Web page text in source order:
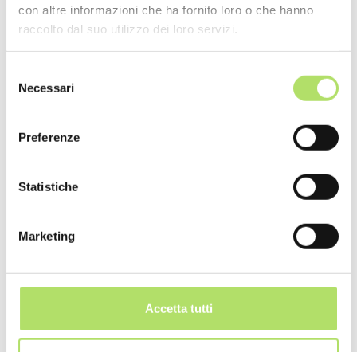
con altre informazioni che ha fornito loro o che hanno
raccolto dal suo utilizzo dei loro servizi.
delNecessari
Preferenze
Statistiche
Marketing
Accetta tutti
favorire questo tipo di interventi;
energetica di un edificio, pubblico o privato, ha
ripercussioni anche sul valore dell’immobile sul
: la riduzione di emissioni è
positiva non solo per il pianeta ma anche per le
sano, evitando anche l’insorgenza di malattie
l’efficientamento energetico permette agli edifici
di migliorare il comfort, grazie alla migliore